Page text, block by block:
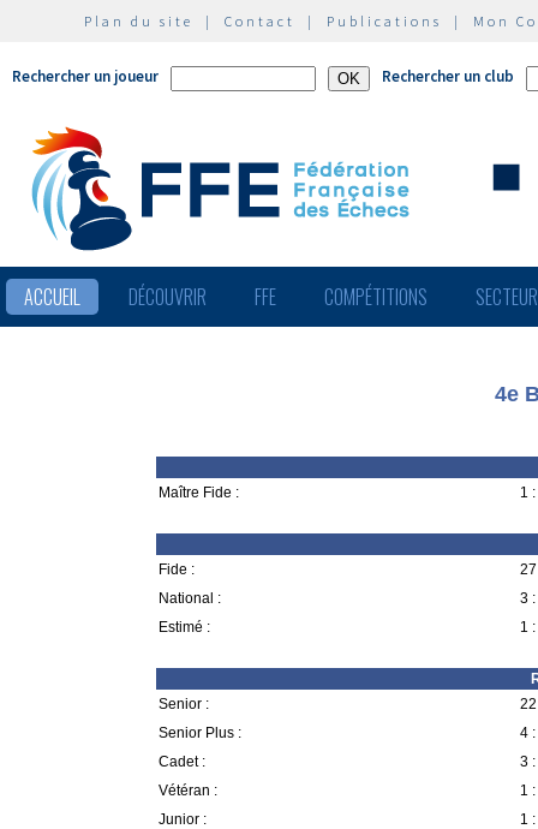
Plan du site | Contact | Publications | Mon
Rechercher un joueur Rechercher un club
ACCUEIL DÉCOUVRIR FFE COMPÉTITIONS
4e
Maître Fide : 1 :
Fide :
National :
3 :
Estimé :
1 :
Senior :
Senior Plus :
4 :
Cadet :
3 :
Vétéran :
1 :
Junior :
1 :